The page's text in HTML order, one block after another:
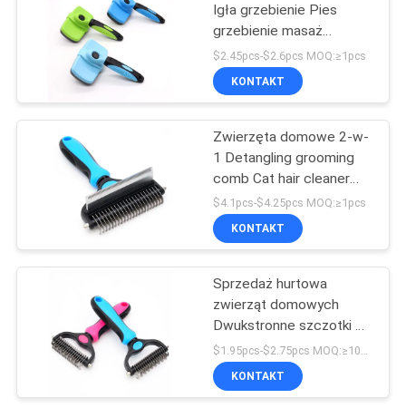
NAMI
POPROSIĆ
O
WYCENĘ
BLOG/NEWS
SITEMAP
PRIVACY
POLICY
Smycz dla psa Easy
Walk
Lina trakcyjna dla
zwierząt domowych
39
42
Igła grzebienie Pies
grzebienie masaż
grzebienie szczotka Kot
pielęgnacja i sprzęt
czyszczący
$2.45pcs-$2.6pcs MOQ:≥1pcs
KONTAKT
Zwierzęta domowe 2-w-
1 Detangling grooming
comb Cat hair cleaner
removal Gęste zęby psie
szczotka
$4.1pcs-$4.25pcs MOQ:≥1pcs
KONTAKT
Sprzedaż hurtowa
zwierząt domowych
Dwukstronne szczotki do
włosów specjalne do
pielęgnacji Szczotki do
psów i kotów
$1.95pcs-$2.75pcs MOQ:≥10pcs
KONTAKT